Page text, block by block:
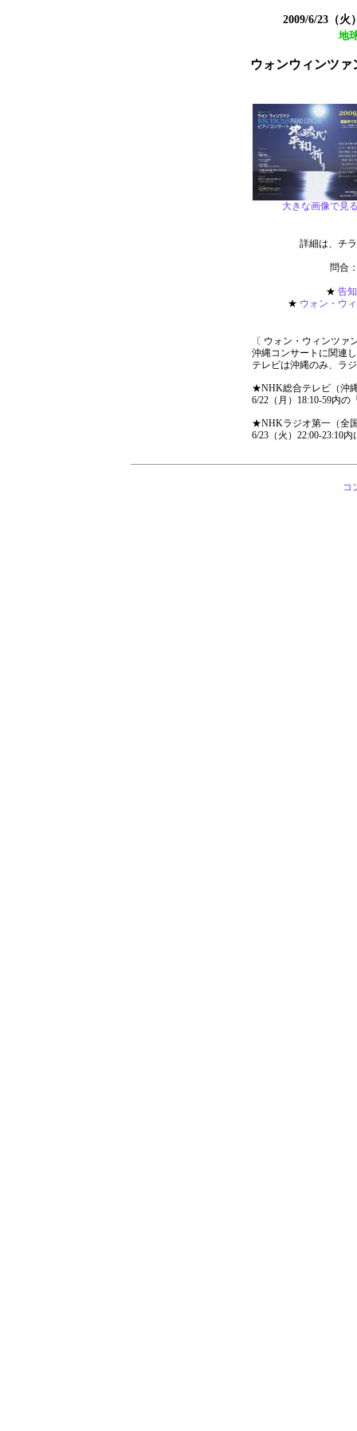
2009/6/23（
地
ウォンウィンツ
大きな画像で見
詳細は、チ
問合
★ 告
★ ウォン・ウ
〔 ウォン・ウィンツァ
沖縄コンサートに関連
テレビは沖縄のみ、ラ
★NHK総合テレビ（沖
6/22（月）18:10-59内
★NHKラジオ第一（全
6/23（火）22:00-23:10
コ